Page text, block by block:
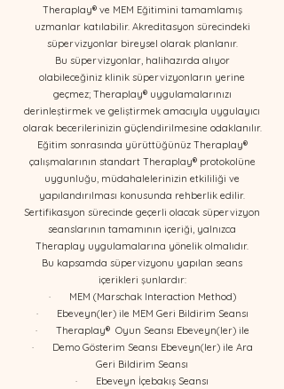
Theraplay® ve MEM Eğitimini tamamlamış
uzmanlar katılabilir. Akreditasyon sürecindeki
süpervizyonlar bireysel olarak planlanır.
Bu süpervizyonlar, halihazırda alıyor
olabileceğiniz klinik süpervizyonların yerine
geçmez; Theraplay® uygulamalarınızı
derinleştirmek ve geliştirmek amacıyla uygulayıcı
olarak becerilerinizin güçlendirilmesine odaklanılır.
Eğitim sonrasında yürüttüğünüz Theraplay®
çalışmalarının standart Theraplay® protokolüne
uygunluğu, müdahalelerinizin etkililiği ve
yapılandırılması konusunda rehberlik edilir.
Sertifikasyon sürecinde geçerli olacak süpervizyon
seanslarının tamamının içeriği, yalnızca
Theraplay uygulamalarına yönelik olmalıdır.
Bu kapsamda süpervizyonu yapılan seans
içerikleri şunlardır:
· MEM (Marschak Interaction Method)
· Ebeveyn(ler) ile MEM Geri Bildirim Seansı
· Theraplay® Oyun Seansı Ebeveyn(ler) ile
· Demo Gösterim Seansı Ebeveyn(ler) ile Ara
Geri Bildirim Seansı
· Ebeveyn İçebakış Seansı​